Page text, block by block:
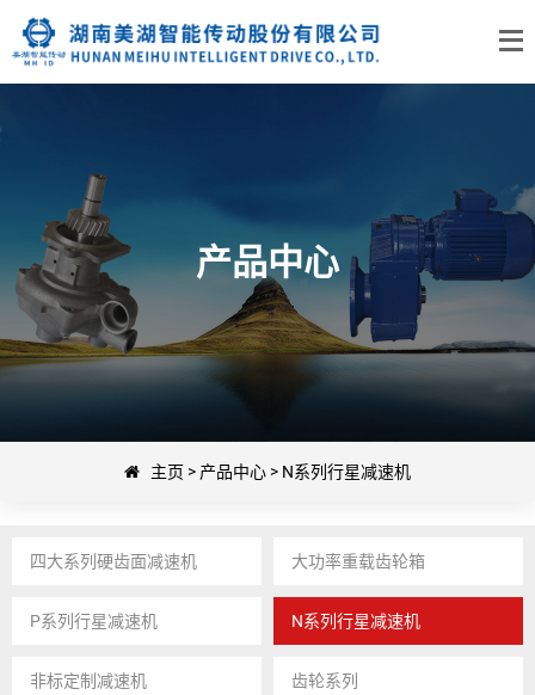
产品中心
主页 > 产品中心 > N系列行星减速机
四大系列硬齿面减速机 大功率重载齿轮箱
P系列行星减速机 N系列行星减速机
非标定制减速机 齿轮系列